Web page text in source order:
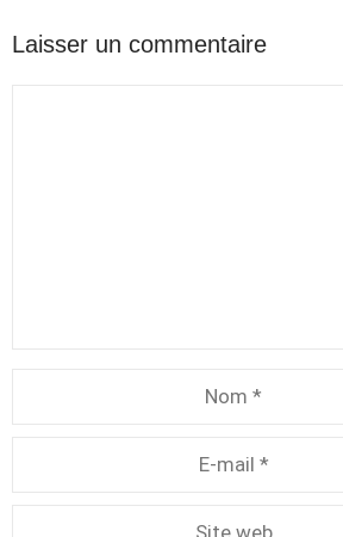
Laisser un commentaire